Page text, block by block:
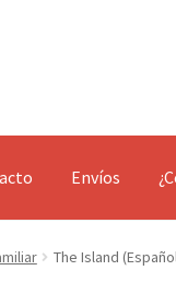
Envíos
The Island